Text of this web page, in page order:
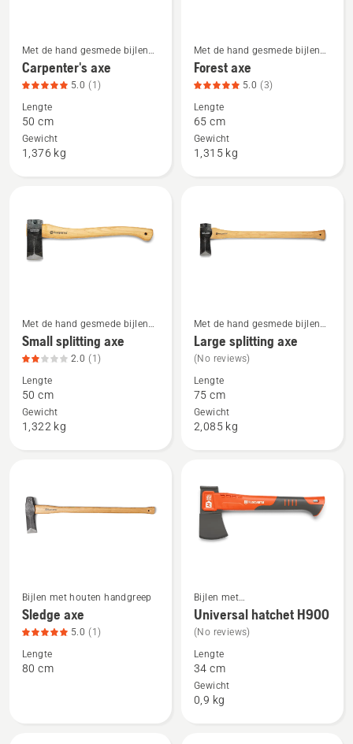
Bekijk
meer
details
over
Carpenter's
axe,
Met de hand gesmede bijlen
met houten handgreep
Carpenter's axe
5.0 (1)
Lengte
50 cm
Gewicht
1,376 kg
Bekijk
meer
details
over
Forest
axe,
Met de hand gesmede bijlen
met houten handgreep
Forest axe
5.0 (3)
Lengte
65 cm
Gewicht
1,315 kg
Bekijk
meer
details
over
Small
splitting
van
Met de hand gesmede bijlen
met houten handgreep
Small splitting axe
2.0 (1)
Lengte
50 cm
Gewicht
1,322 kg
Bekijk
meer
details
over
Large
splitting
Met de hand gesmede bijlen
met houten handgreep
Large splitting axe
(No reviews)
Lengte
75 cm
Gewicht
2,085 kg
Bekijk
meer
details
over
Sledge
Bijlen met houten handgreep
Sledge axe
5.0 (1)
Lengte
80 cm
Bekijk
meer
details
over
Universal
hatchet
Bijlen met
composiethandgreep
Universal hatchet H900
(No reviews)
Lengte
34 cm
Gewicht
0,9 kg